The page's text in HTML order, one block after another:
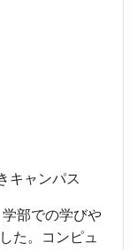
キャンパス
部での学びや
た。コンピュ